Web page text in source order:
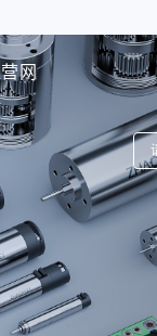
性能版）
系列
系列
统
网